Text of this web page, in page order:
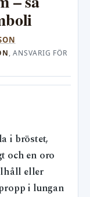
, ANSVARIG FÖR
i bröstet,
och en oro
eller
i lungan